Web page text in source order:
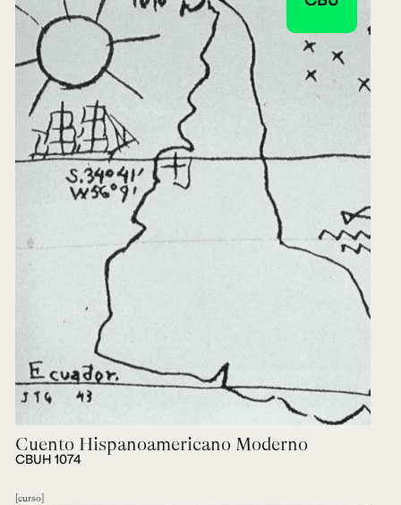
Cuento Hispanoamericano Moderno
CBUH 1074
curso